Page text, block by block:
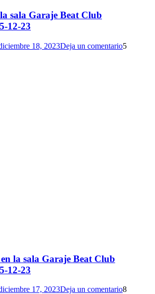
sala Garaje Beat Club
12-23
18, 2023Deja un comentario5
la sala Garaje Beat Club
12-23
17, 2023Deja un comentario8